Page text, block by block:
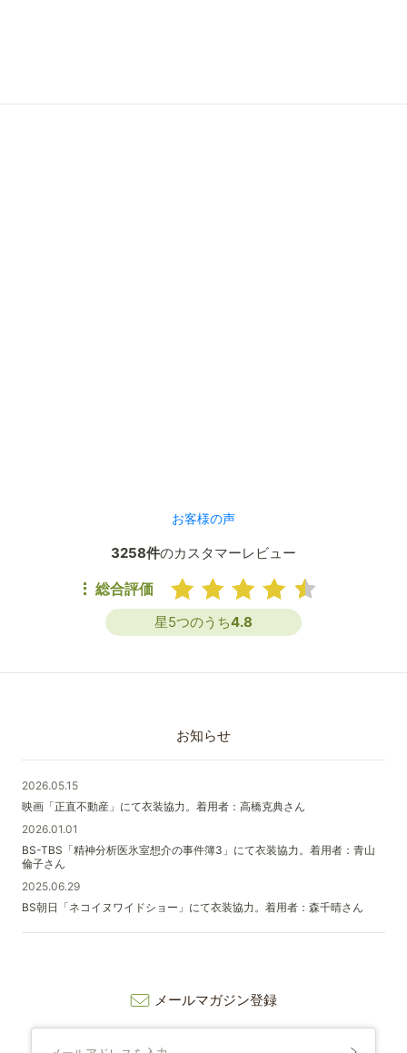
お客様の声
3258件のカスタマーレビュー
総合評価
星5つのうち4.8
お知らせ
2026.05.15
映画「正直不動産」にて衣装協力。着用者：高橋克典さん
2026.01.01
BS-TBS「精神分析医氷室想介の事件簿3」にて衣装協力。着用者：青山
倫子さん
2025.06.29
BS朝日「ネコイヌワイドショー」にて衣装協力。着用者：森千晴さん
メールマガジン登録